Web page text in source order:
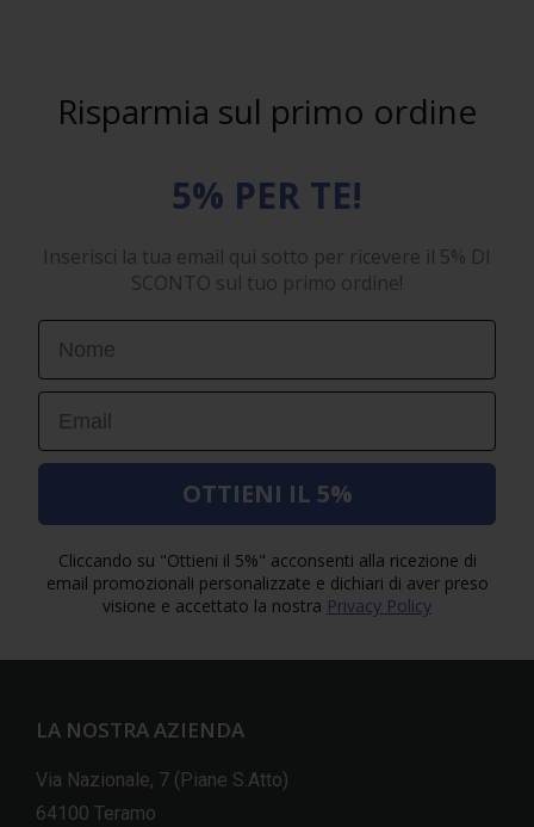
Risparmia sul primo ordine
5% PER TE!
Inserisci la tua email qui sotto per ricevere il 5% DI
SCONTO sul tuo primo ordine!
First Name
Email
OTTIENI IL 5%
Cliccando su "Ottieni il 5%" acconsenti alla ricezione di
email promozionali personalizzate e dichiari di aver preso
visione e accettato la nostra Privacy Policy
LA NOSTRA AZIENDA
Via Nazionale, 7 (Piane S.Atto)
64100 Teramo